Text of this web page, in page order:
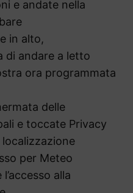
e andate nella
in alto,
di andare a letto
ora programmata
delle
e toccate Privacy
per Meteo
alla